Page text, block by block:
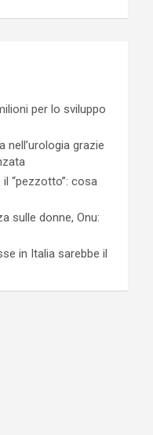
per lo sviluppo
nell’urologia grazie
“pezzotto”: cosa
sulle donne, Onu:
in Italia sarebbe il